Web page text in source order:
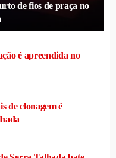
de fios de praça no
é apreendida no
de clonagem é